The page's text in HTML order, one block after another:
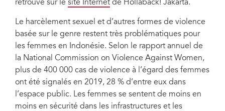
retrouve sur le site Internet de Hollaback! Jakarta.
Le harcèlement sexuel et d’autres formes de violence
basée sur le genre restent très problématiques pour
les femmes en Indonésie. Selon le rapport annuel de
la National Commission on Violence Against Women,
plus de 400 000 cas de violence à l’égard des femmes
ont été signalés en 2019, 28 % d’entre eux dans
l’espace public. Les femmes se sentent de moins en
moins en sécurité dans les infrastructures et les